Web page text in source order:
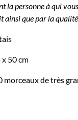
la personne à qui
ainsi que par la
50 cm
morceaux de très